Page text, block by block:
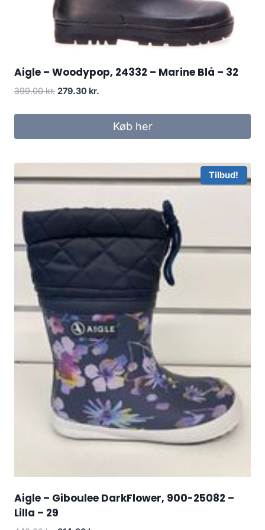
Aigle – Woodypop, 24332 – Marine Blå – 32
399.00kr. Den
pris
279.30 kr.
pris
Køb her
Tilbud!
Aigle – Giboulee DarkFlower, 900-25082 –
Lilla – 29